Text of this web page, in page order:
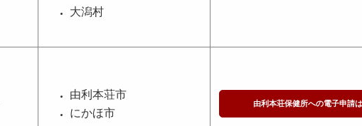
大潟村
由利本荘市
にかほ市
由利本荘保健所への電子申請